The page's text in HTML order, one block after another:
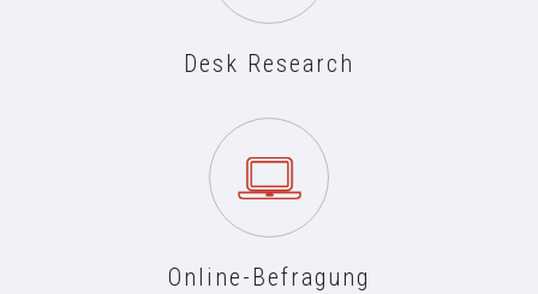
Desk Research
Online-Befragung